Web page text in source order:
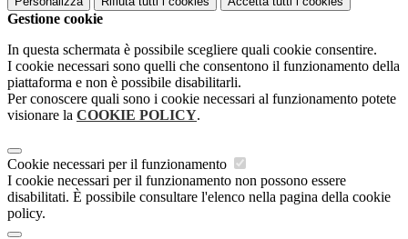
Gestione cookie
In questa schermata è possibile scegliere quali cookie consentire.
I cookie necessari sono quelli che consentono il funzionamento della
piattaforma e non è possibile disabilitarli.
Per conoscere quali sono i cookie necessari al funzionamento potete
visionare la COOKIE POLICY.
Cookie necessari per il funzionamento
I cookie necessari per il funzionamento non possono essere
disabilitati. È possibile consultare l'elenco nella pagina della cookie
policy.